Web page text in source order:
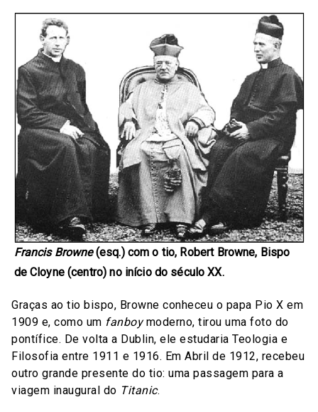
Francis Browne(esq.) com o tio, Robert Browne, Bispo
de Cloyne (centro) no início do século XX.
Graças ao tio bispo, Browne conheceu o papa Pio X em
1909 e, como um fanboymoderno, tirou uma foto do
pontífice. De volta a Dublin, ele estudaria Teologia e
Filosofia entre 1911 e 1916. Em Abril de 1912, recebeu
outro grande presente do tio: uma passagem para a
viagem inaugural do Titanic.